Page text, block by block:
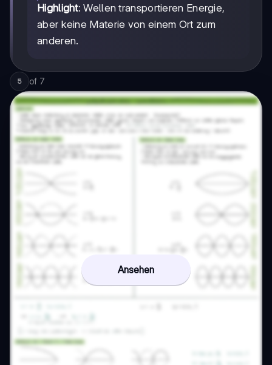
Highlight: Wellen transportieren Energie,
aber keine Materie von einem Ort zum
anderen.
5 of 7
Ansehen